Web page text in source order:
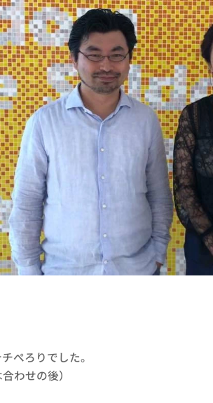
ぺろりでした。
わせの後）